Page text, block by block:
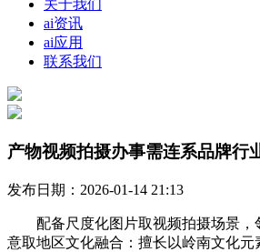
关于我们
ai资讯
ai应用
联系我们
产物视频拍摄办事需连系品牌行
发布日期：2026-01-14 21:13
配备尺度化图片取视频拍摄场景，
意取地区文化融合：擅长以岭南文化元